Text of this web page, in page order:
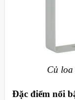
Củ loa
Đặc điểm nổi